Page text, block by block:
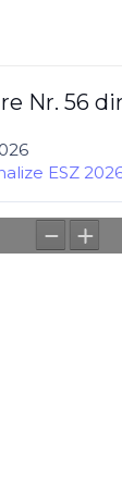
Nr. 56
ESZ